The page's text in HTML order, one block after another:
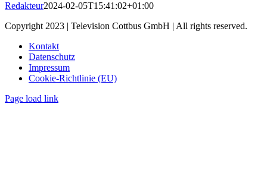
Redakteur2024-02-05T15:41:02+01:00
Copyright 2023 | Television Cottbus GmbH | All rights reserved.
Kontakt
Datenschutz
Impressum
Cookie-Richtlinie (EU)
Page load link